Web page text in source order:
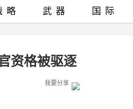
资格被驱逐
我要分享
略 武器 国际